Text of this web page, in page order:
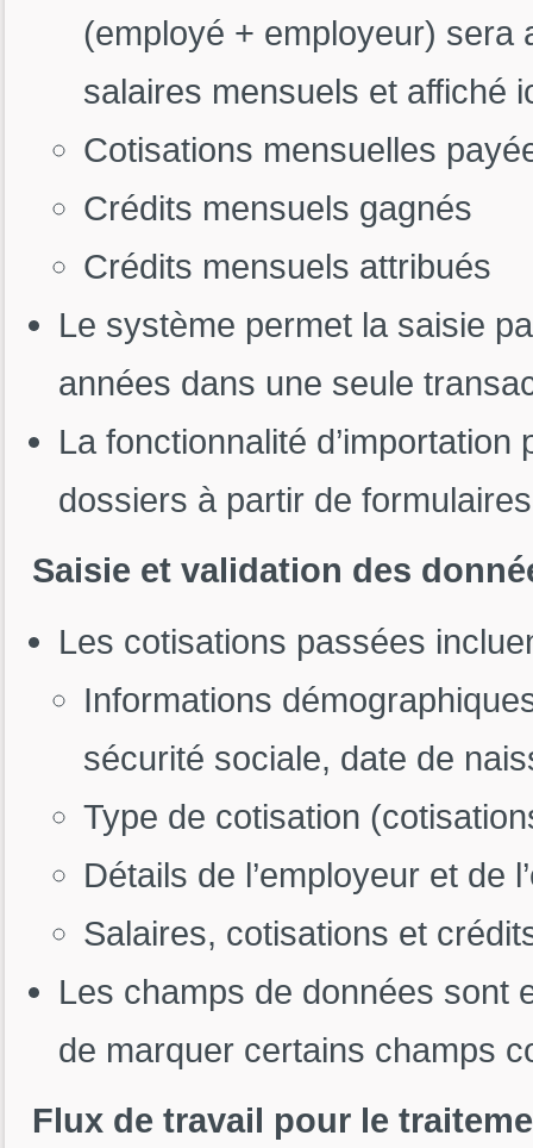
(employé + employeur) sera
salaires mensuels et affiché
Cotisations mensuelles
Crédits mensuels gagnés
Crédits mensuels attribués
Le système permet la saisie
années dans une seule
La fonctionnalité d’importation
dossiers à partir de
Saisie et validation des
Les cotisations passées
Informations
sécurité sociale, date de
Type de cotisation
Détails de l’employeur et de
Salaires, cotisations et
Les champs de données sont
de marquer certains champs
Flux de travail pour le